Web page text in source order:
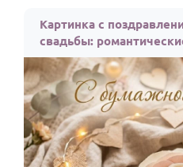
Картинка с
свадьбы: